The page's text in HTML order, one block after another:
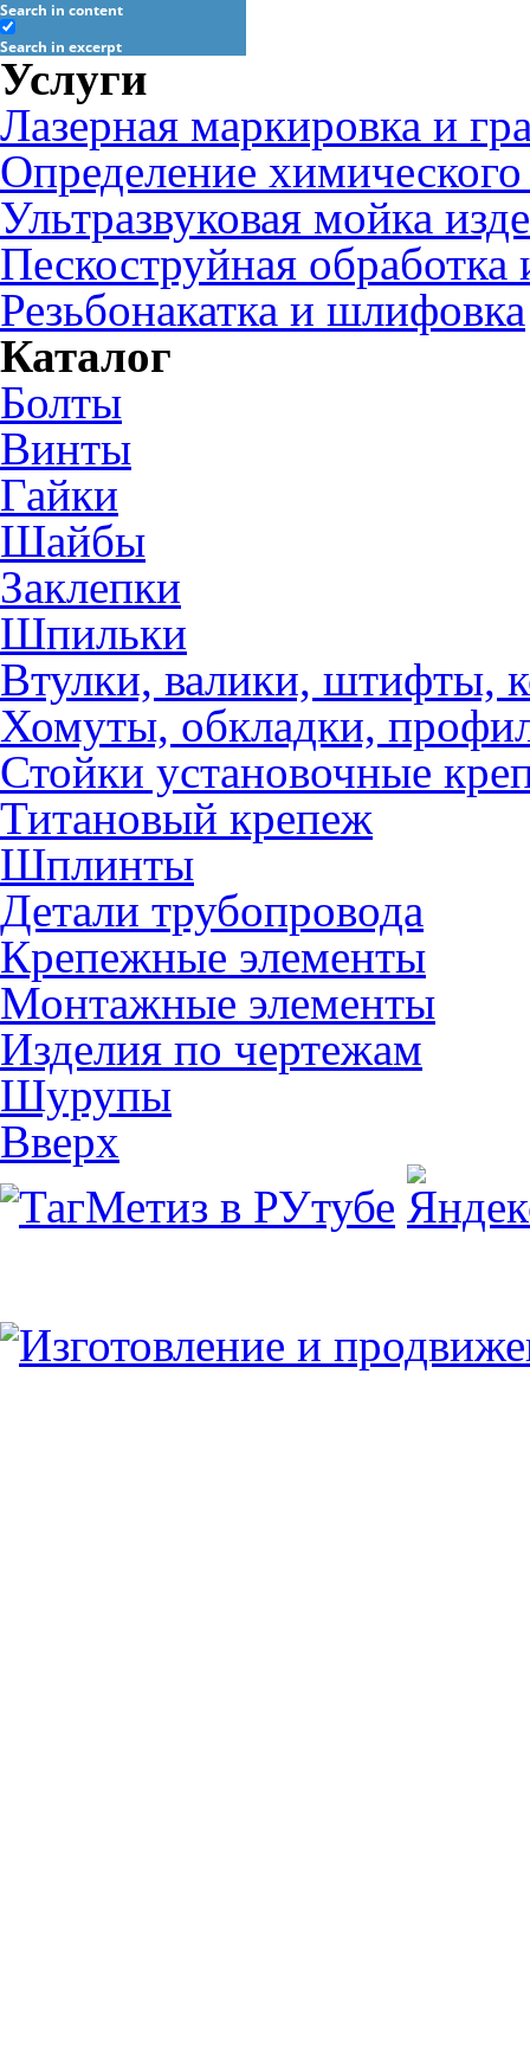
Search in content
Search in excerpt
Услуги
Лазерная маркировка и
Определение химического
Ультразвуковая мойка
Пескоструйная обработка
Резьбонакатка и шлифовка
Каталог
Болты
Винты
Гайки
Шайбы
Заклепки
Шпильки
Втулки, валики, штифты,
Хомуты, обкладки,
Стойки установочные
Титановый крепеж
Шплинты
Детали трубопровода
Крепежные элементы
Монтажные элементы
Изделия по чертежам
Шурупы
Вверх